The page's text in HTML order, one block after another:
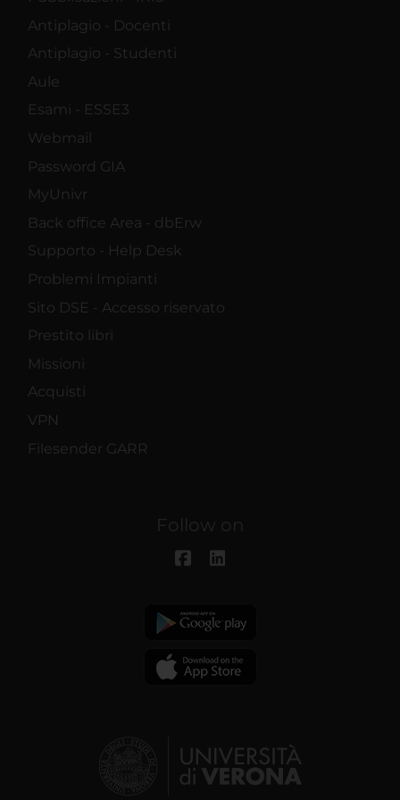
Antiplagio - Docenti
Antiplagio - Studenti
Aule
Esami - ESSE3
Webmail
Password GIA
MyUnivr
Back office Area - dbErw
Supporto - Help Desk
Problemi Impianti
Sito DSE - Accesso riservato
Prestito libri
Missioni
Acquisti
VPN
Filesender GARR
Follow on